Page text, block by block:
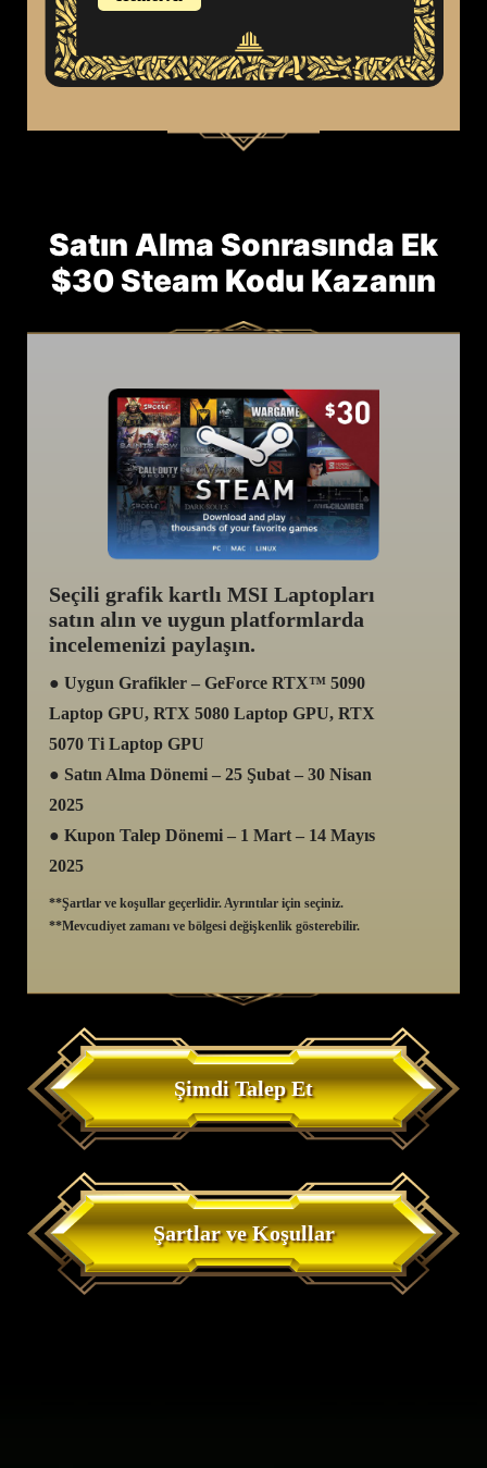
Satın Alma Sonrasında Ek
$30 Steam Kodu Kazanın
Seçili grafik kartlı MSI Laptopları
satın alın ve uygun platformlarda
incelemenizi paylaşın.
● Uygun Grafikler – GeForce RTX™ 5090
Laptop GPU, RTX 5080 Laptop GPU, RTX
5070 Ti Laptop GPU
● Satın Alma Dönemi – 25 Şubat – 30 Nisan
2025
● Kupon Talep Dönemi – 1 Mart – 14 Mayıs
2025
**Şartlar ve koşullar geçerlidir. Ayrıntılar için seçiniz.
**Mevcudiyet zamanı ve bölgesi değişkenlik gösterebilir.
Şimdi Talep Et
Şartlar ve Koşullar
STOK VAR
STOK VAR